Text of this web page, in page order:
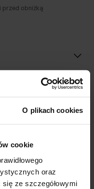
O plikach cookies
cookie
oraz
ze szczegółowymi
przed obniżką